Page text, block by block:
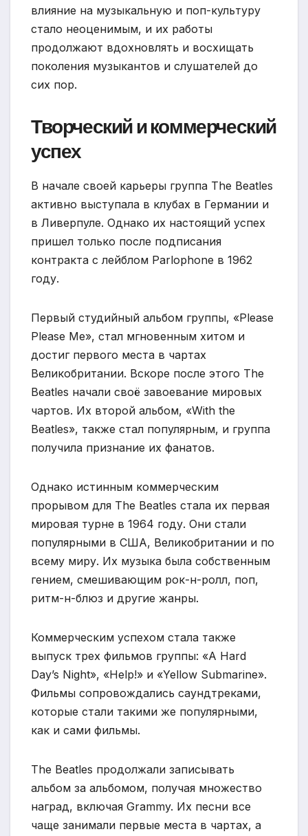
влияние на музыкальную и поп-культуру
стало неоценимым, и их работы
продолжают вдохновлять и восхищать
поколения музыкантов и слушателей до
сих пор.
Творческий и коммерческий
успех
В начале своей карьеры группа The Beatles
активно выступала в клубах в Германии и
в Ливерпуле. Однако их настоящий успех
пришел только после подписания
контракта с лейблом Parlophone в 1962
году.
Первый студийный альбом группы, «Please
Please Me», стал мгновенным хитом и
достиг первого места в чартах
Великобритании. Вскоре после этого The
Beatles начали своё завоевание мировых
чартов. Их второй альбом, «With the
Beatles», также стал популярным, и группа
получила признание их фанатов.
Однако истинным коммерческим
прорывом для The Beatles стала их первая
мировая турне в 1964 году. Они стали
популярными в США, Великобритании и по
всему миру. Их музыка была собственным
гением, смешивающим рок-н-ролл, поп,
ритм-н-блюз и другие жанры.
Коммерческим успехом стала также
выпуск трех фильмов группы: «A Hard
Day’s Night», «Help!» и «Yellow Submarine».
Фильмы сопровождались саундтреками,
которые стали такими же популярными,
как и сами фильмы.
The Beatles продолжали записывать
альбом за альбомом, получая множество
наград, включая Grammy. Их песни все
чаще занимали первые места в чартах, а